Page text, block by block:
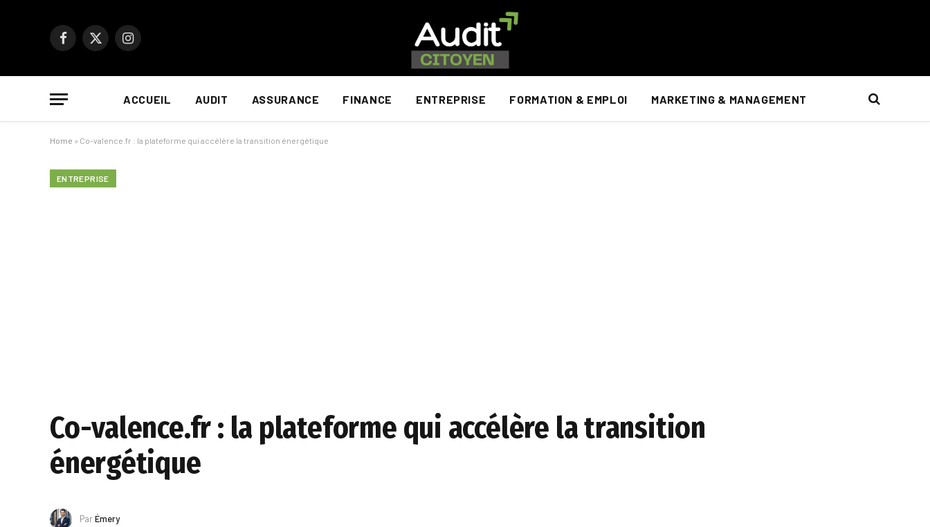
Facebook
X
Instagram
ACCUEIL AUDIT ASSURANCE FINANCE ENTREPRISE FORMATION & EMPLOI MARKETING & MANAGEMENT
Home » Co-valence.fr : la plateforme qui accélère la transition énergétique
ENTREPRISE
Co-valence.fr : la plateforme qui accélère la transition
énergétique
ParÉmery